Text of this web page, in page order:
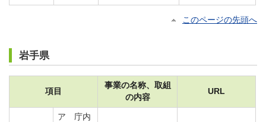
このページの先頭へ
岩手県
項目
事業の名称、取組
の内容
URL
ア 庁内